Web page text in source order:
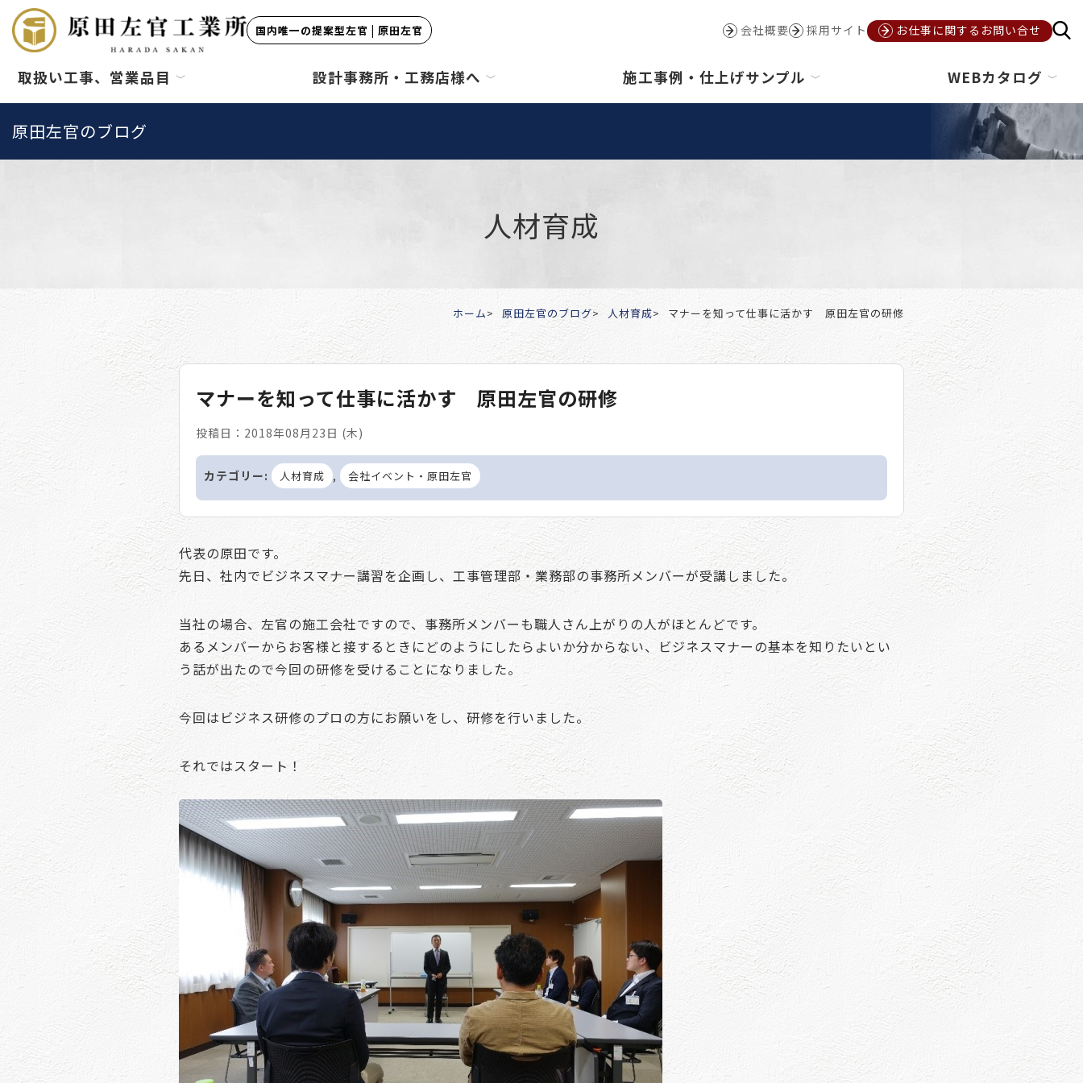
国内唯一の提案型左官 | 原田左官 会社概要 採用サイト お仕事に関するお問い合せ
取扱い工事、営業品目 設計事務所・工務店様へ 施工事例・仕上げサンプル WEBカタログ
原田左官のブログ
人材育成
ホーム 原田左官のブログ 人材育成 マナーを知って仕事に活かす 原田左官の研修
マナーを知って仕事に活かす 原田左官の研修
投稿日：2018年08月23日 (木)
カテゴリー: 人材育成 , 会社イベント・原田左官
代表の原田です。
先日、社内でビジネスマナー講習を企画し、工事管理部・業務部の事務所メンバーが受講しました。
当社の場合、左官の施工会社ですので、事務所メンバーも職人さん上がりの人がほとんどです。
あるメンバーからお客様と接するときにどのようにしたらよいか分からない、ビジネスマナーの基本を知りたいとい
う話が出たので今回の研修を受けることになりました。
今回はビジネス研修のプロの方にお願いをし、研修を行いました。
それではスタート！